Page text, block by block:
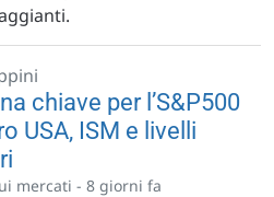
chiave per l’S&P500
USA, ISM e livelli
mercati - 8 giorni fa